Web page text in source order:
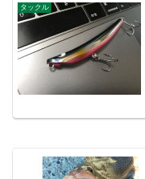
タックル